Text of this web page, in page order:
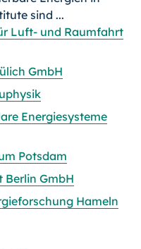
sind ...
Luft- und Raumfahrt
GmbH
Energiesysteme
Potsdam
GmbH
Hameln